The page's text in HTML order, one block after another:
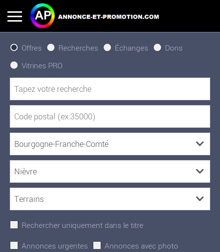
Offres Recherches Échanges
Dons
Vitrines PRO
Rechercher uniquement dans le titre
Annonces urgentes
Annonces avec photo